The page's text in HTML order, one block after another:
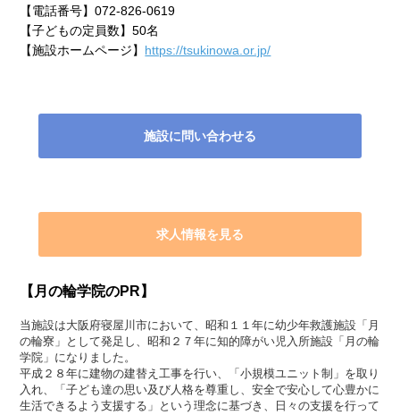
【電話番号】072-826-0619
【子どもの定員数】50名
【施設ホームページ】 https://tsukinowa.or.jp/
施設に問い合わせる
求人情報を見る
【月の輪学院のPR】
当施設は大阪府寝屋川市において、昭和１１年に幼少年救護施設「月
の輪寮」として発足し、昭和２７年に知的障がい児入所施設「月の輪
学院」になりました。
平成２８年に建物の建替え工事を行い、「小規模ユニット制」を取り
入れ、「子ども達の思い及び人格を尊重し、安全で安心して心豊かに
生活できるよう支援する」という理念に基づき、日々の支援を行って